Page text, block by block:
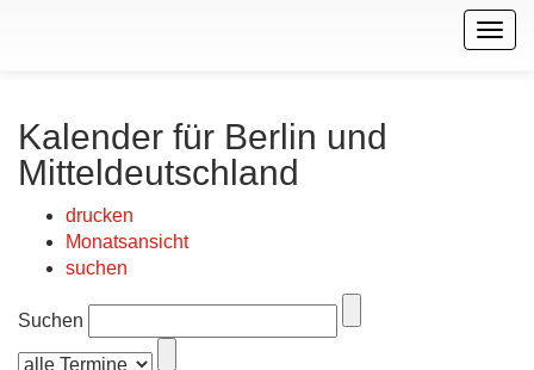
Kalender für Berlin und
Mitteldeutschland
drucken
Monatsansicht
suchen
Suchen